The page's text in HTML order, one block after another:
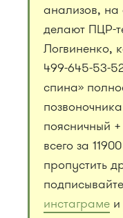
анализов, на
делают ПЦР-
Логвиненко,
499-645-53-
спина»
поясничный
всего за
пропустить
инстаграме и